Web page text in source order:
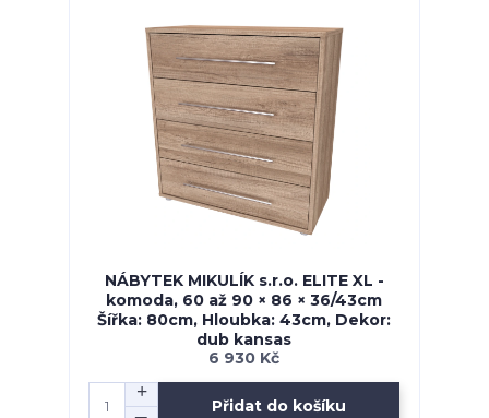
NÁBYTEK MIKULÍK s.r.o. ELITE XL -
komoda, 60 až 90 × 86 × 36/43cm
Šířka: 80cm, Hloubka: 43cm, Dekor:
dub kansas
6 930 Kč
Přidat do košíku